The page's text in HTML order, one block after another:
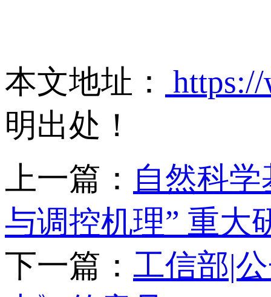
本文地址：
明出处！
上一篇： 自然科
与调控机理” 重大
下一篇： 工信部|